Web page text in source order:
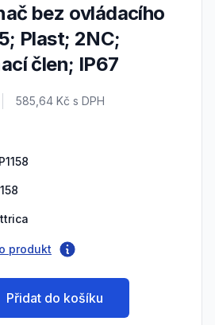
Plast; 2NC;
člen; IP67
Cena s DPH
585,64 Kč s DPH
produkt
Přidat do košíku